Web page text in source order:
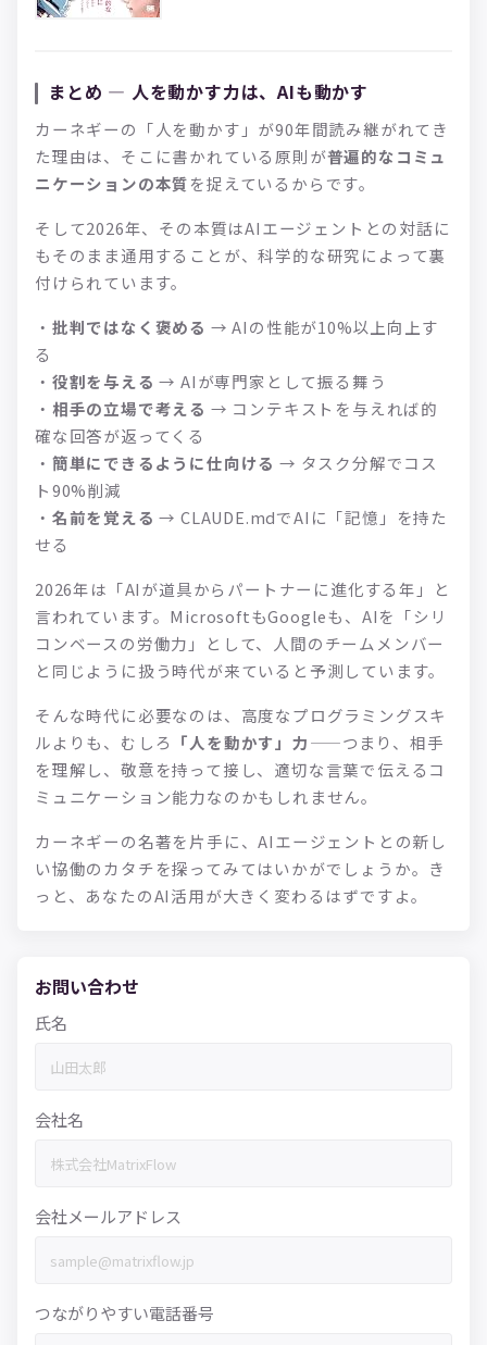
まとめ — 人を動かす力は、AIも動かす
カーネギーの「人を動かす」が90年間読み継がれてき
た理由は、そこに書かれている原則が普遍的なコミュ
ニケーションの本質を捉えているからです。
そして2026年、その本質はAIエージェントとの対話に
もそのまま通用することが、科学的な研究によって裏
付けられています。
・ 批判ではなく褒める → AIの性能が10%以上向上す
る
・ 役割を与える → AIが専門家として振る舞う
・ 相手の立場で考える → コンテキストを与えれば的
確な回答が返ってくる
・ 簡単にできるように仕向ける → タスク分解でコス
ト90%削減
・ 名前を覚える → CLAUDE.mdでAIに「記憶」を持た
せる
2026年は「AIが道具からパートナーに進化する年」と
言われています。MicrosoftもGoogleも、AIを「シリ
コンベースの労働力」として、人間のチームメンバー
と同じように扱う時代が来ていると予測しています。
そんな時代に必要なのは、高度なプログラミングスキ
ルよりも、むしろ 「人を動かす」力——つまり、相手
を理解し、敬意を持って接し、適切な言葉で伝えるコ
ミュニケーション能力なのかもしれません。
カーネギーの名著を片手に、AIエージェントとの新し
い協働のカタチを探ってみてはいかがでしょうか。き
っと、あなたのAI活用が大きく変わるはずですよ。
お問い合わせ
氏名
会社名
会社メールアドレス
つながりやすい電話番号